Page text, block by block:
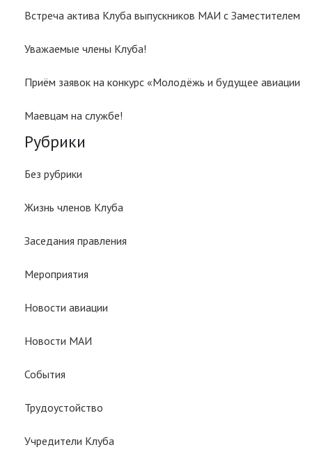
Встреча актива Клуба выпускников МАИ с
Уважаемые члены Клуба!
Приём заявок на конкурс «Молодёжь и будущее авиации и
Маевцам на службе!
Рубрики
Без рубрики
Жизнь членов Клуба
Заседания правления
Мероприятия
Новости авиации
Новости МАИ
События
Трудоустойство
Учредители Клуба